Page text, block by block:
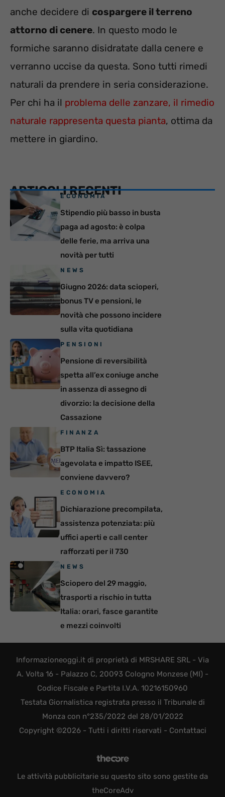
anche decidere di cospargere il terreno
attorno di cenere. In questo modo le
formiche saranno disidratate dalla cenere e
verranno uccise da questa. Sono tutti rimedi
naturali da prendere in seria considerazione.
Per chi ha il problema delle zanzare, il rimedio
naturale rappresenta questa pianta, ottima da
mettere in giardino.
ARTICOLI RECENTI
ECONOMIA
Stipendio più basso in busta
paga ad agosto: è colpa
delle ferie, ma arriva una
novità per tutti
NEWS
Giugno 2026: data scioperi,
bonus TV e pensioni, le
novità che possono incidere
sulla vita quotidiana
PENSIONI
Pensione di reversibilità
spetta all’ex coniuge anche
in assenza di assegno di
divorzio: la decisione della
Cassazione
FINANZA
BTP Italia Sì: tassazione
agevolata e impatto ISEE,
conviene davvero?
ECONOMIA
Dichiarazione precompilata,
assistenza potenziata: più
uffici aperti e call center
rafforzati per il 730
NEWS
Sciopero del 29 maggio,
trasporti a rischio in tutta
Italia: orari, fasce garantite
e mezzi coinvolti
Informazioneoggi.it di proprietà di MRSHARE SRL - Via
A. Volta 16 - Palazzo C, 20093 Cologno Monzese (MI) -
Codice Fiscale e Partita I.V.A. 10216150960
Testata Giornalistica registrata presso il Tribunale di
Monza con n°235/2022 del 28/01/2022
Copyright ©2026 - Tutti i diritti riservati - Contattaci
Le attività pubblicitarie su questo sito sono gestite da
theCoreAdv